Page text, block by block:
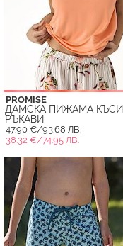
PROMISE
ДАМСКА ПИЖАМА КЪСИ
РЪКАВИ
47.90 €/93.68 ЛВ.
38.32 €/74.95 ЛВ.